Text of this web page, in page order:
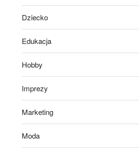
Dziecko
Edukacja
Hobby
Imprezy
Marketing
Moda